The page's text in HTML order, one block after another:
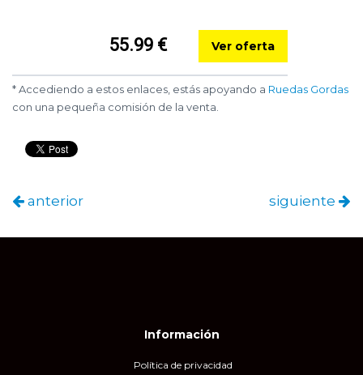
55.99 € Ver oferta
* Accediendo a estos enlaces, estás apoyando a Ruedas Gordas
con una pequeña comisión de la venta.
anterior siguiente
Información
Política de privacidad